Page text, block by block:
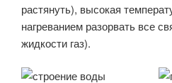
растянуть), высокая
нагреванием разорвать все
жидкости газ).